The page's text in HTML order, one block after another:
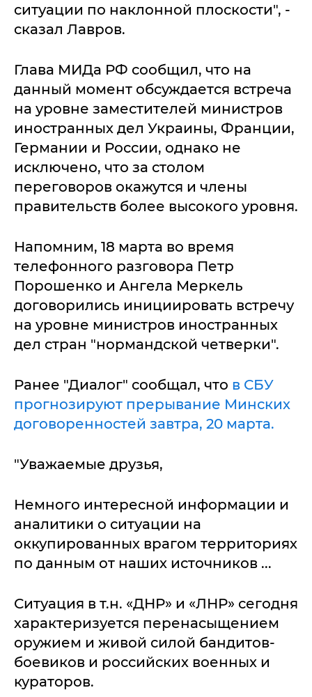
ситуации по наклонной плоскости", -
сказал Лавров.
Глава МИДа РФ сообщил, что на
данный момент обсуждается встреча
на уровне заместителей министров
иностранных дел Украины, Франции,
Германии и России, однако не
исключено, что за столом
переговоров окажутся и члены
правительств более высокого уровня.
Напомним, 18 марта во время
телефонного разговора Петр
Порошенко и Ангела Меркель
договорились инициировать встречу
на уровне министров иностранных
дел стран "нормандской четверки".
Ранее "Диалог" сообщал, что в СБУ
прогнозируют прерывание Минских
договоренностей завтра, 20 марта.
"Уважаемые друзья,
Немного интересной информации и
аналитики о ситуации на
оккупированных врагом территориях
по данным от наших источников ...
Ситуация в т.н. «ДНР» и «ЛНР» сегодня
характеризуется перенасыщением
оружием и живой силой бандитов-
боевиков и российских военных и
кураторов.